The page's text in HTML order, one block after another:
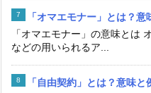
「オマエモナー」とは？
「オマエモナー」の意味とは
などの用いられるア...
「自由契約」とは？意味と